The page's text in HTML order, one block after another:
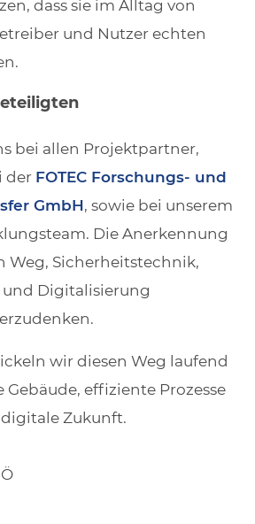
dass sie im Alltag von
und Nutzer echten
bei allen Projektpartner,
der FOTEC Forschungs- und
GmbH, sowie bei unserem
Die Anerkennung
Weg, Sicherheitstechnik,
Digitalisierung
wir diesen Weg laufend
effiziente Prozesse
Zukunft.